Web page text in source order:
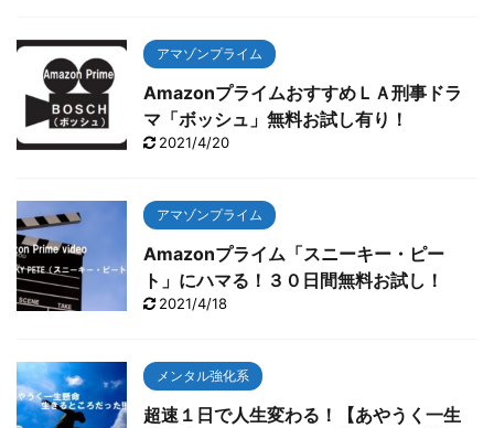
アマゾンプライム
AmazonプライムおすすめＬＡ刑事ドラ
マ「ボッシュ」無料お試し有り！
2021/4/20
アマゾンプライム
Amazonプライム「スニーキー・ピー
ト」にハマる！３０日間無料お試し！
2021/4/18
メンタル強化系
超速１日で人生変わる！【あやうく一生